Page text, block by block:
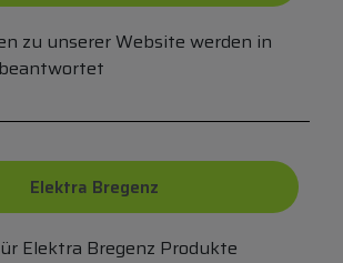
zu unserer Website werden in
Elektra Bregenz
Elektra Bregenz Produkte